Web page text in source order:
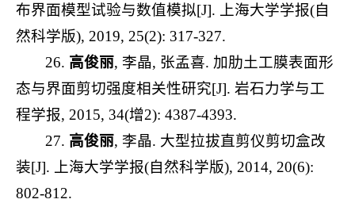
布界面模型试验与数值模拟[J]. 上海大学学报(自
然科学版), 2019, 25(2): 317-327.
26. 高俊丽, 李晶, 张孟喜. 加肋土工膜表面形
态与界面剪切强度相关性研究[J]. 岩石力学与工
程学报, 2015, 34(增2): 4387-4393.
27. 高俊丽, 李晶. 大型拉拔直剪仪剪切盒改
装[J]. 上海大学学报(自然科学版), 2014, 20(6):
802-812.